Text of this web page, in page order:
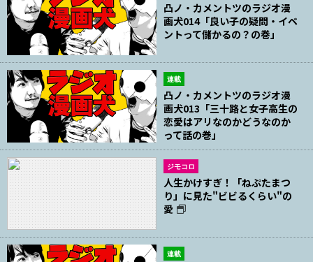
凸ノ・カメントツのラジオ漫
画犬014「良い子の疑問・イベ
ントって儲かるの？の巻」
連載
凸ノ・カメントツのラジオ漫
画犬013「三十路と女子高生の
恋愛はアリなのかどうなのか
って話の巻」
ジモコロ
人生かけすぎ！「ねぷたまつ
り」に見た"ビビるくらい"の
愛
連載